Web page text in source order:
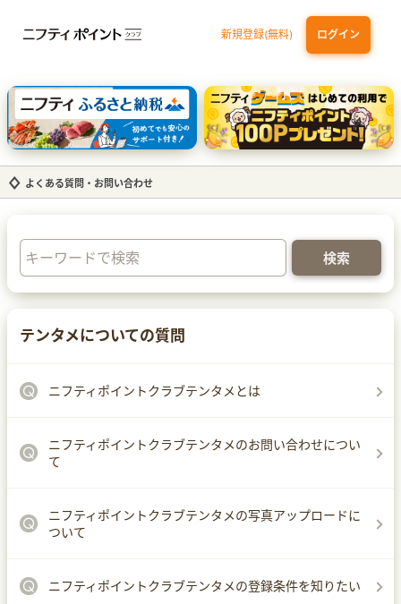
新規登録(無料) ログイン
三井住友カード ゴールド（NL）（家族カード発行） dカード GOLD
【実質初月無料】DMM | Disney+(ディズニープラス) セットプラン
SBI証券 確定拠出年金（iDeCo）
よくある質問・お問い合わせ
テンタメについての質問
ニフティポイントクラブテンタメとは
ニフティポイントクラブテンタメのお問い合わせについ
て
ニフティポイントクラブテンタメの写真アップロードに
ついて
ニフティポイントクラブテンタメの登録条件を知りたい